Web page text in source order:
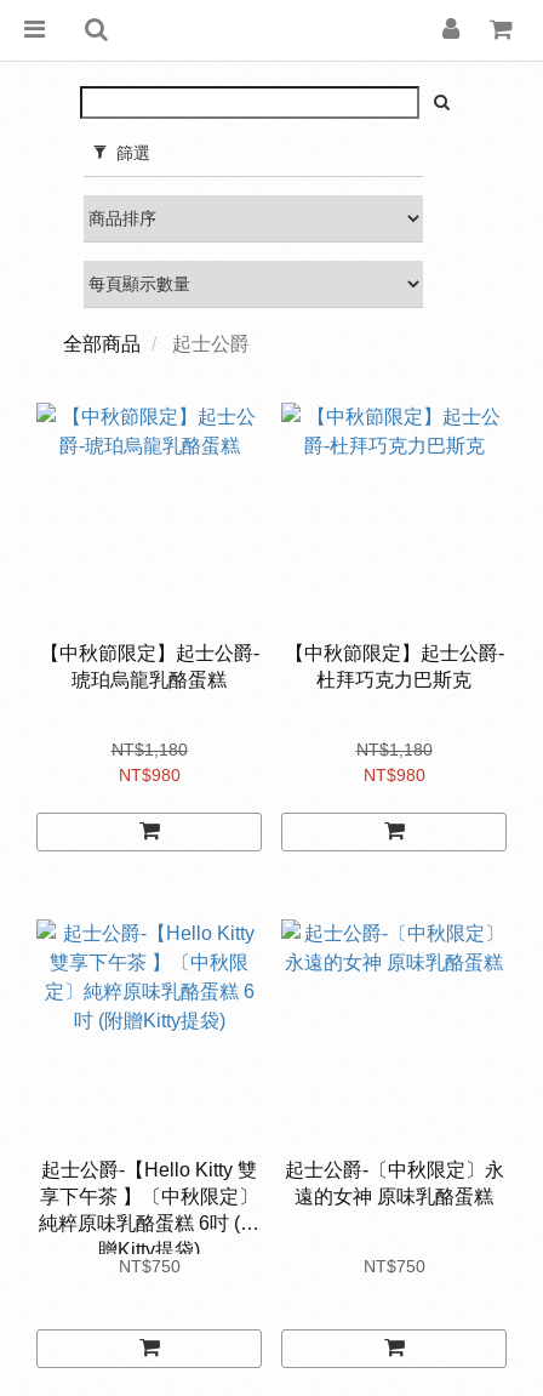
篩選
全部商品 起士公爵
【中秋節限定】起士公爵-
琥珀烏龍乳酪蛋糕
NT$1,180
NT$980
【中秋節限定】起士公爵-
杜拜巧克力巴斯克
NT$1,180
NT$980
起士公爵-【Hello Kitty 雙
享下午茶 】〔中秋限定〕
純粹原味乳酪蛋糕 6吋 (附
贈Kitty提袋)
NT$750
起士公爵-〔中秋限定〕永
遠的女神 原味乳酪蛋糕
NT$750